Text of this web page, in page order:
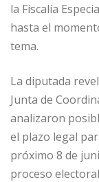
la Fiscalía
hasta el
tema.
La diputada
Junta de
analizaron
el plazo legal
próximo 8 de
proceso